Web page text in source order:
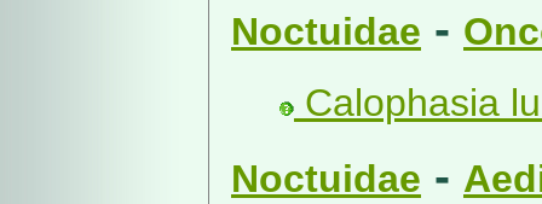
Noctuidae -
Calophasia
Noctuidae -